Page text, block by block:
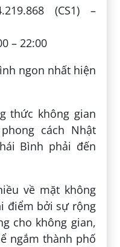
(CS1) –
– 22:00
thức không gian
cách Nhật
Bình phải đến
về mặt không
điểm bởi sự rộng
cho không gian,
ngắm thành phố